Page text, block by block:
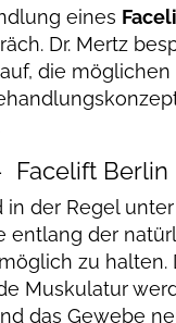
eines
Dr. Mertz
die
Facelift Berlin
in der Regel
entlang der
zu
Muskulatur
das Gewebe